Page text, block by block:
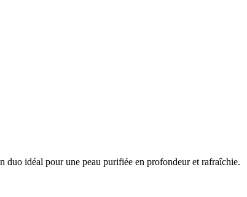
idéal pour une peau purifiée en profondeur et rafraîchie.